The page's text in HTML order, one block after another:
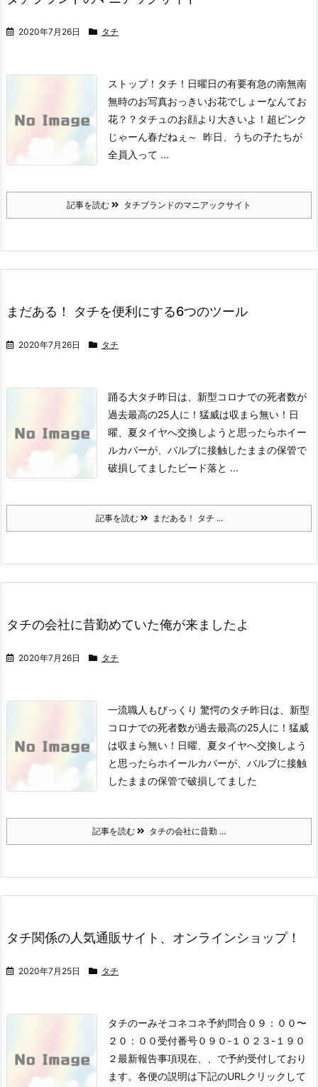
2020年7月26日 タチ
ストップ！タチ！日曜日の有要有急の南無南
無時のお写真おっきいお花でしょーなんてお
花？？ タチュのお顔より大きいよ！ 超ピンク
じゃーん春だねぇ～
昨日、うちの子たちが
全員入って ...
記事を読む タチブランドのマニアックサイト
まだある！ タチを便利にする6つのツール
2020年7月26日 タチ
踊る大タチ昨日は、新型コロナでの死者数が
過去最高の25人に！猛威は収まら無い！ 日
曜、夏タイヤへ交換しようと思ったらホイー
ルカバーが、バルブに接触したままの保管で
破損してましたビード落と ...
記事を読む まだある！ タチ ...
タチの会社に昔勤めていた俺が来ましたよ
2020年7月26日 タチ
一流職人もびっくり 驚愕のタチ昨日は、新型
コロナでの死者数が過去最高の25人に！猛威
は収まら無い！ 日曜、夏タイヤへ交換しよう
と思ったらホイールカバーが、バルブに接触
したままの保管で破損してました
記事を読む タチの会社に昔勤 ...
タチ関係の人気通販サイト、オンラインショップ！
2020年7月25日 タチ
タチのーみそコネコネ予約問合０９：００〜
２０：００受付番号０９０-１０２３-１９０
２最新報告事項現在、、で予約受付しており
ます。各便の説明は下記のURLクリックして